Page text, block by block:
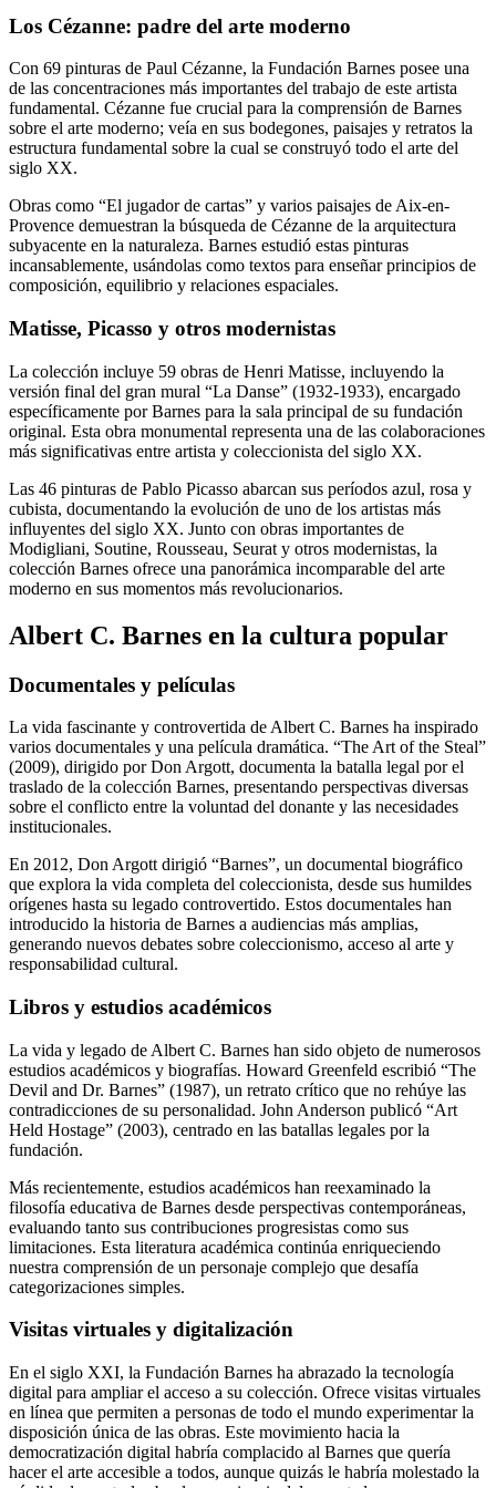
Los Cézanne: padre del arte moderno
Con 69 pinturas de Paul Cézanne, la Fundación Barnes posee una
de las concentraciones más importantes del trabajo de este artista
fundamental. Cézanne fue crucial para la comprensión de Barnes
sobre el arte moderno; veía en sus bodegones, paisajes y retratos la
estructura fundamental sobre la cual se construyó todo el arte del
siglo XX.
Obras como “El jugador de cartas” y varios paisajes de Aix-en-
Provence demuestran la búsqueda de Cézanne de la arquitectura
subyacente en la naturaleza. Barnes estudió estas pinturas
incansablemente, usándolas como textos para enseñar principios de
composición, equilibrio y relaciones espaciales.
Matisse, Picasso y otros modernistas
La colección incluye 59 obras de Henri Matisse, incluyendo la
versión final del gran mural “La Danse” (1932-1933), encargado
específicamente por Barnes para la sala principal de su fundación
original. Esta obra monumental representa una de las colaboraciones
más significativas entre artista y coleccionista del siglo XX.
Las 46 pinturas de Pablo Picasso abarcan sus períodos azul, rosa y
cubista, documentando la evolución de uno de los artistas más
influyentes del siglo XX. Junto con obras importantes de
Modigliani, Soutine, Rousseau, Seurat y otros modernistas, la
colección Barnes ofrece una panorámica incomparable del arte
moderno en sus momentos más revolucionarios.
Albert C. Barnes en la cultura popular
Documentales y películas
La vida fascinante y controvertida de Albert C. Barnes ha inspirado
varios documentales y una película dramática. “The Art of the Steal”
(2009), dirigido por Don Argott, documenta la batalla legal por el
traslado de la colección Barnes, presentando perspectivas diversas
sobre el conflicto entre la voluntad del donante y las necesidades
institucionales.
En 2012, Don Argott dirigió “Barnes”, un documental biográfico
que explora la vida completa del coleccionista, desde sus humildes
orígenes hasta su legado controvertido. Estos documentales han
introducido la historia de Barnes a audiencias más amplias,
generando nuevos debates sobre coleccionismo, acceso al arte y
responsabilidad cultural.
Libros y estudios académicos
La vida y legado de Albert C. Barnes han sido objeto de numerosos
estudios académicos y biografías. Howard Greenfeld escribió “The
Devil and Dr. Barnes” (1987), un retrato crítico que no rehúye las
contradicciones de su personalidad. John Anderson publicó “Art
Held Hostage” (2003), centrado en las batallas legales por la
fundación.
Más recientemente, estudios académicos han reexaminado la
filosofía educativa de Barnes desde perspectivas contemporáneas,
evaluando tanto sus contribuciones progresistas como sus
limitaciones. Esta literatura académica continúa enriqueciendo
nuestra comprensión de un personaje complejo que desafía
categorizaciones simples.
Visitas virtuales y digitalización
En el siglo XXI, la Fundación Barnes ha abrazado la tecnología
digital para ampliar el acceso a su colección. Ofrece visitas virtuales
en línea que permiten a personas de todo el mundo experimentar la
disposición única de las obras. Este movimiento hacia la
democratización digital habría complacido al Barnes que quería
hacer el arte accesible a todos, aunque quizás le habría molestado la